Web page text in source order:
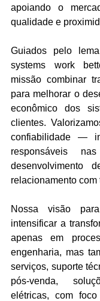
apoiando o
qualidade e
Guiados pelo
systems work
missão combinar
para melhorar o
econômico dos
clientes.
confiabilidade —
responsáveis
desenvolvimento
relacionamento com
Nossa visão
intensificar a
apenas em
engenharia, mas
serviços, suporte
pós-venda,
elétricas, com